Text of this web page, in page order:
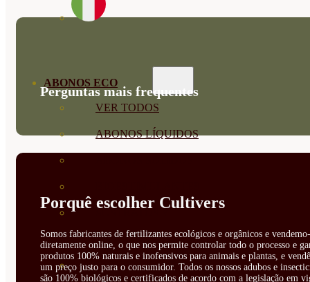
ABONOS ECO
VER TODOS
ABONOS LÍQUIDOS
DECORATIVAS
CORRECTORES DE
Perguntas mais frequentes
Porquê escolher Cultivers
Somos fabricantes de fertilizantes ecológicos e orgânicos e
diretamente online, o que nos permite controlar todo o processo e
produtos 100% naturais e inofensivos para animais e plantas, e
um preço justo para o consumidor. Todos os nossos adubos e
são 100% biológicos e certificados de acordo com a legislação em